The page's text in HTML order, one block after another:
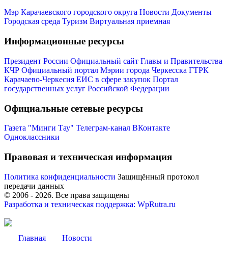
Мэр Карачаевского городского округа Новости Документы
Городская среда Туризм Виртуальная приемная
Информационные ресурсы
Президент России Официальный сайт Главы и Правительства
КЧР Официальный портал Мэрии города Черкесска ГТРК
Карачаево-Черкесия ЕИС в сфере закупок Портал
государственных услуг Российской Федерации
Официальные сетевые ресурсы
Газета "Минги Тау" Телеграм-канал ВКонтакте
Одноклассники
Правовая и техническая информация
Политика конфиденциальности Защищённый протокол
передачи данных
© 2006 - 2026. Все права защищены
Разработка и техническая поддержка: WpRutra.ru
Главная Новости